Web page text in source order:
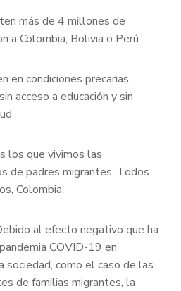
más de 4 millones de
a Colombia, Bolivia o Perú
en condiciones precarias,
acceso a educación y sin
los que vivimos las
de padres migrantes. Todos
Colombia.
al efecto negativo que ha
COVID-19 en
como el caso de las
de familias migrantes, la